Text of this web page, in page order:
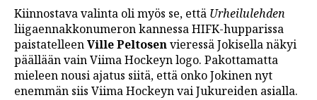
Kiinnostava valinta oli myös se, että Urheilulehden
liigaennakkonumeron kannessa HIFK-hupparissa
paistatelleenVille Peltosenvieressä Jokisella näkyi
päällään vain Viima Hockeyn logo. Pakottamatta
mieleen nousi ajatus siitä, että onko Jokinen nyt
enemmän siis Viima Hockeyn vai Jukureiden asialla.